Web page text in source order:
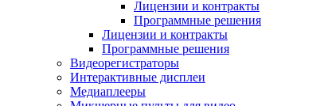
Лицензии и контракты
Программные решения
Лицензии и контракты
Программные решения
Видеорегистраторы
Интерактивные дисплеи
Медиаплееры